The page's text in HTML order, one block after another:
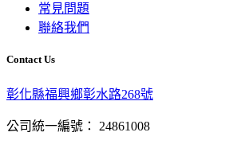
常見問題
聯絡我們
Contact Us
彰化縣福興鄉彰水路268號
公司統一編號： 24861008